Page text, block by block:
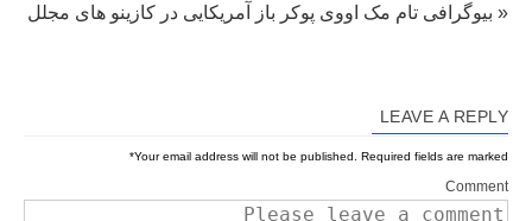
« بیوگرافی تام مک اووی پوکر باز آمریکایی در کازینو های مجلل
LEAVE A REPLY
Your email address will not be published. Required fields are marked
*
Comment